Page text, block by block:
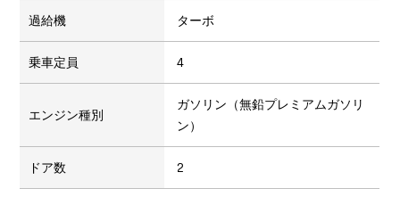
過給機 ターボ
乗車定員 4
エンジン種別
ガソリン（無鉛プレミアムガソリ
ン）
ドア数 2